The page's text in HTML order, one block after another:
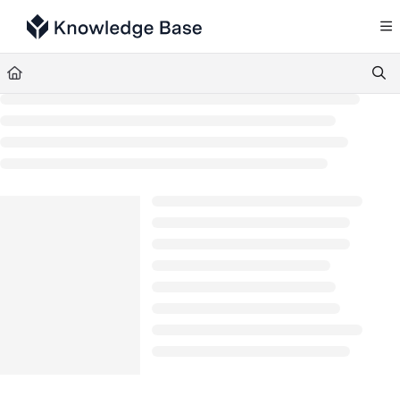
Documentation Index
Fetch the complete documentation index at:
Use this file to discover all available pages before exploring further.